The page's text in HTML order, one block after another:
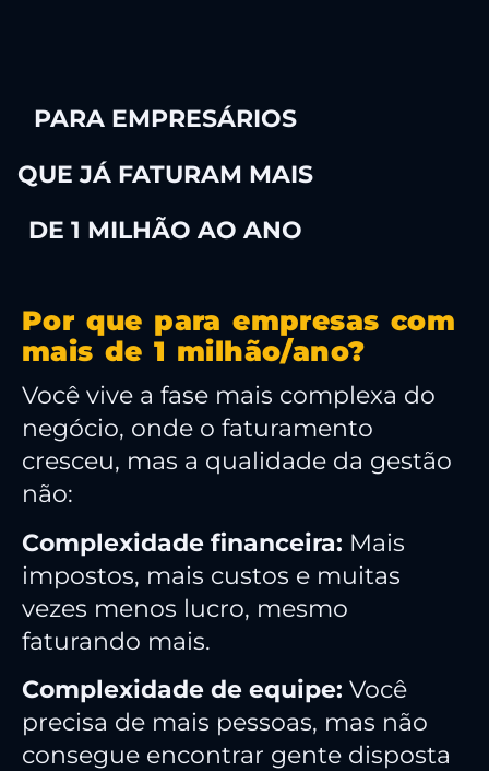
PARA EMPRESÁRIOS
QUE JÁ FATURAM MAIS
DE 1 MILHÃO AO ANO
Por que para empresas com
mais de 1 milhão/ano?
Você vive a fase mais complexa do
negócio, onde o faturamento
cresceu, mas a qualidade da gestão
não:
Complexidade financeira: Mais
impostos, mais custos e muitas
vezes menos lucro, mesmo
faturando mais.
Complexidade de equipe: Você
precisa de mais pessoas, mas não
consegue encontrar gente disposta